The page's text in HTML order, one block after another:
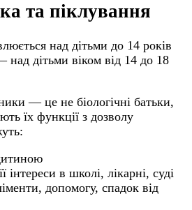
та піклування
над дітьми до 14 років
над дітьми віком від 14 до 18
— це не біологічні батьки,
їх функції з дозволу
інтереси в школі, лікарні, суді
допомогу, спадок від